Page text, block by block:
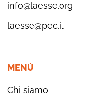
info@laesse.org
laesse@pec.it
MENÙ
Chi siamo